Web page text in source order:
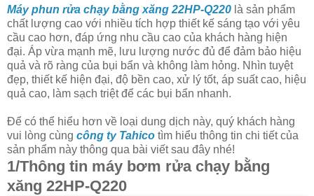
Máy phun rửa chạy bằng xăng 22HP-Q220 là sản phẩm
chất lượng cao với nhiều tích hợp thiết kế sáng tạo với yêu
cầu cao hơn, đáp ứng nhu cầu cao của khách hàng hiện
đại. Áp vừa mạnh mẽ, lưu lượng nước đủ để đảm bảo hiệu
quả và rõ ràng của bụi bẩn và không làm hỏng. Nhìn tuyệt
đẹp, thiết kế hiện đại, độ bền cao, xử lý tốt, áp suất cao, hiệu
quả cao, làm sạch triệt để các bụi bẩn nhanh.
Để có thể hiểu hơn về loại dung dịch này, quý khách hàng
vui lòng cùng công ty Tahico tìm hiểu thông tin chi tiết của
sản phẩm này thông qua bài viết sau đây nhé!
1/Thông tin máy bơm rửa chạy bằng
xăng 22HP-Q220